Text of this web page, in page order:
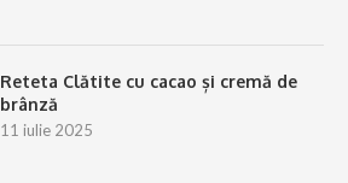
Reteta Clătite cu cacao și cremă de
brânză
11 iulie 2025